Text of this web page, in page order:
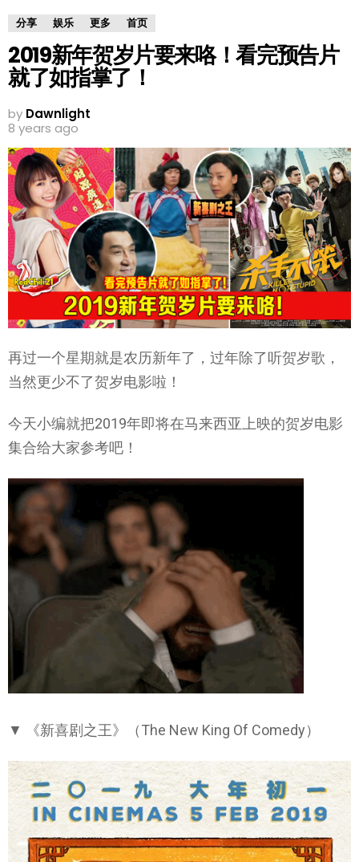
分享 娱乐 更多 首页
2019新年贺岁片要来咯！看完预告片
就了如指掌了！
by Dawnlight
8 years ago
再过一个星期就是农历新年了，过年除了听贺岁歌，
当然更少不了贺岁电影啦！
今天小编就把2019年即将在马来西亚上映的贺岁电影
集合给大家参考吧！
▼ 《新喜剧之王》（The New King Of Comedy）